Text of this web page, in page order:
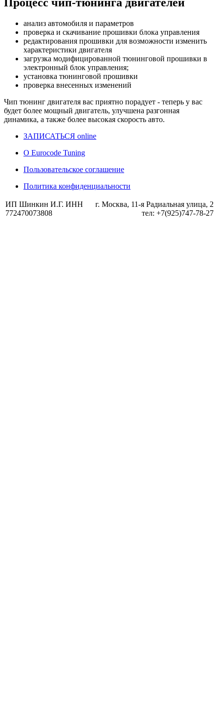
Процесс чип-тюнинга двигателей
анализ автомобиля и параметров
проверка и скачивание прошивки блока управления
редактирования прошивки для возможности изменить
характеристики двигателя
загрузка модифицированной тюнинговой прошивки в
электронный блок управления;
установка тюнинговой прошивки
проверка внесенных изменений
Чип тюнинг двигателя вас приятно порадует - теперь у вас
будет более мощный двигатель, улучшена разгонная
динамика, а также более высокая скорость авто.
ЗАПИСАТЬСЯ online
О Eurocode Tuning
Пользовательское соглашение
Политика конфиденциальности
ИП Шинкин И.Г. ИНН
772470073808
г. Москва, 11-я Радиальная улица, 2
тел: +7(925)747-78-27